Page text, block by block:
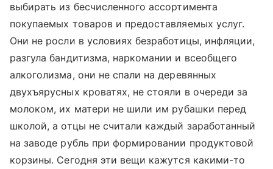
выбирать из бесчисленного ассортимента
покупаемых товаров и предоставляемых услуг.
Они не росли в условиях безработицы, инфляции,
разгула бандитизма, наркомании и всеобщего
алкоголизма, они не спали на деревянных
двухъярусных кроватях, не стояли в очереди за
молоком, их матери не шили им рубашки перед
школой, а отцы не считали каждый заработанный
на заводе рубль при формировании продуктовой
корзины. Сегодня эти вещи кажутся какими-то